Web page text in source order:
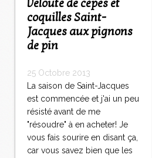
Velouté de cèpes et
coquilles Saint-
Jacques aux pignons
de pin
25 Octobre 2013
La saison de Saint-Jacques
est commencée et j'ai un peu
résisté avant de me
"résoudre" à en acheter! Je
vous fais sourire en disant ça,
car vous savez bien que les